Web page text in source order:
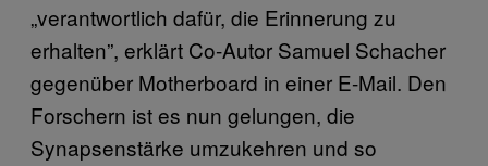
„verantwortlich dafür, die Erinnerung zu
erhalten”, erklärt Co-Autor Samuel Schacher
gegenüber Motherboard in einer E-Mail. Den
Forschern ist es nun gelungen, die
Synapsenstärke umzukehren und so